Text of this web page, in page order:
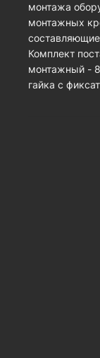
монтажа
монтажных
Комплект
монтажный -
гайка с